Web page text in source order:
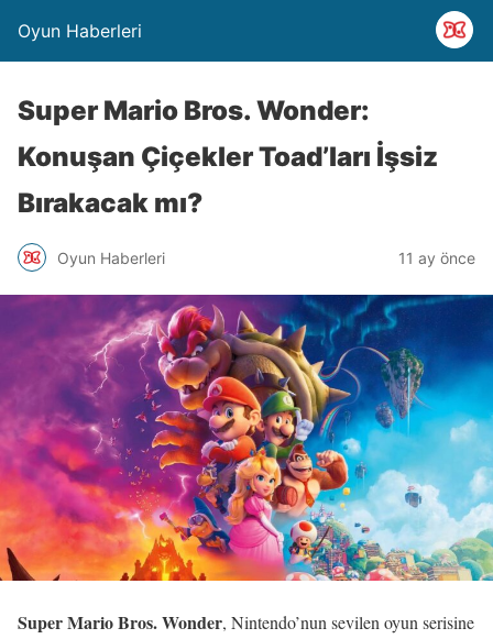
Oyun Haberleri
Super Mario Bros. Wonder:
Konuşan Çiçekler Toad’ları İşsiz
Bırakacak mı?
Oyun Haberleri 11 ay önce
Super Mario Bros. Wonder, Nintendo’nun sevilen oyun serisine